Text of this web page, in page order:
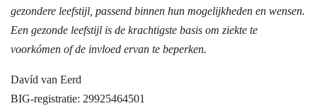
gezondere leefstijl, passend binnen hun mogelijkheden en wensen.
Een gezonde leefstijl is de krachtigste basis om ziekte te
voorkómen of de invloed ervan te beperken.
Davíd van Eerd
BIG-registratie: 29925464501